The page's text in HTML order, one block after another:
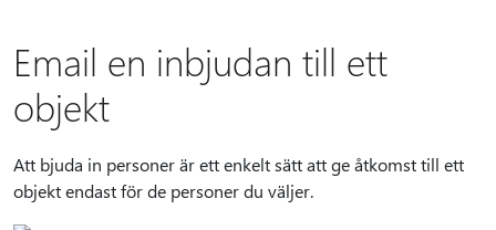
Email en inbjudan till ett
objekt
Att bjuda in personer är ett enkelt sätt att ge åtkomst till ett
objekt endast för de personer du väljer.